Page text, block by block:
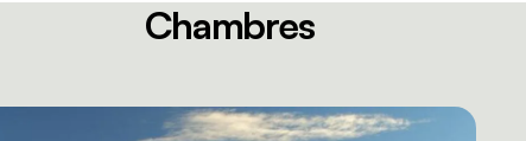
Chambres